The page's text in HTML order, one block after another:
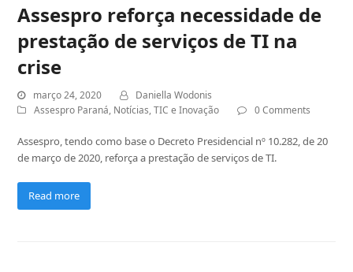
Assespro reforça necessidade de
prestação de serviços de TI na
crise
março 24, 2020
Daniella Wodonis
Assespro Paraná, Notícias,TIC e Inovação 0 Comments
Assespro, tendo como base o Decreto Presidencial nº 10.282, de 20
de março de 2020, reforça a prestação de serviços de TI.
Read more